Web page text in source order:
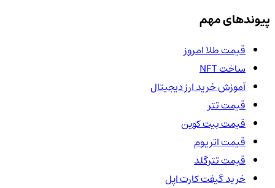
پیوندهای مهم
قیمت طلا امروز
ساخت NFT
آموزش خرید ارز دیجیتال
قیمت تتر
قیمت بیت کوین
قیمت اتریوم
قیمت تترگلد
خرید گیفت کارت اپل